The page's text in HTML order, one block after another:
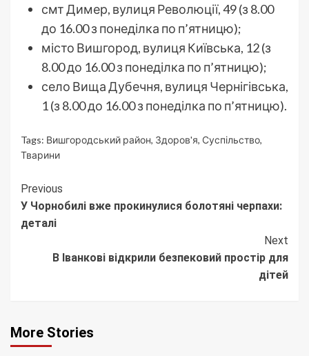
смт Димер, вулиця Революції, 49 (з 8.00
до 16.00 з понеділка по п’ятницю);
місто Вишгород, вулиця Київська, 12 (з
8.00 до 16.00 з понеділка по п’ятницю);
село Вища Дубечня, вулиця Чернігівська,
1 (з 8.00 до 16.00 з понеділка по п’ятницю).
Tags: Вишгородський район, Здоров'я, Суспільство,
Тварини
Continue
Reading
Previous
У Чорнобилі вже прокинулися болотяні черпахи:
деталі
Next
В Іванкові відкрили безпековий простір для
дітей
More Stories